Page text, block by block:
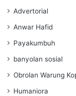
Advertorial
Anwar Hafid
Payakumbuh
banyolan sosial
Obrolan Warung
Humaniora